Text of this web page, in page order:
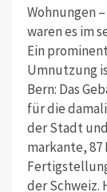
Wohnungen
waren es im
Ein
Umnutzung
Bern: Das
für die
der Stadt
markante, 87
der Schweiz.